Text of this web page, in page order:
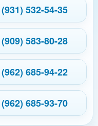
532-54-35
583-80-28
685-94-22
685-93-70